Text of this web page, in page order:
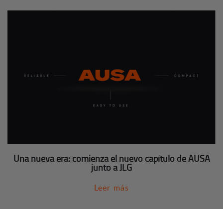
Una nueva era: comienza el nuevo capítulo de AUSA
junto a JLG
Leer más